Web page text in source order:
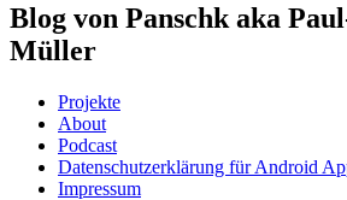
Blog von Panschk aka
Müller
Projekte
About
Podcast
Datenschutzerklärung für Android
Impressum